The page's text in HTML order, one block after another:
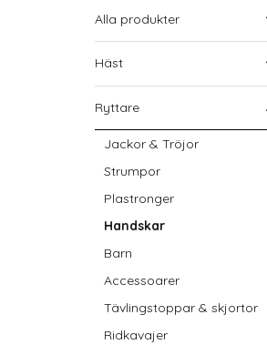
Alla produkter
Häst
Ryttare
Jackor & Tröjor
Strumpor
Plastronger
Handskar
Barn
Accessoarer
Tävlingstoppar & skjortor
Ridkavajer